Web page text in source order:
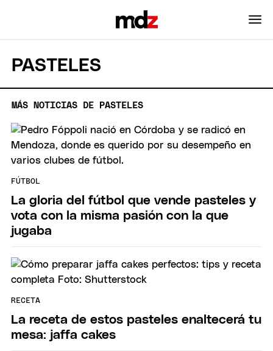
PASTELES
MÁS NOTICIAS DE PASTELES
FÚTBOL
La gloria del fútbol que vende pasteles y
vota con la misma pasión con la que
jugaba
RECETA
La receta de estos pasteles enaltecerá tu
mesa: jaffa cakes